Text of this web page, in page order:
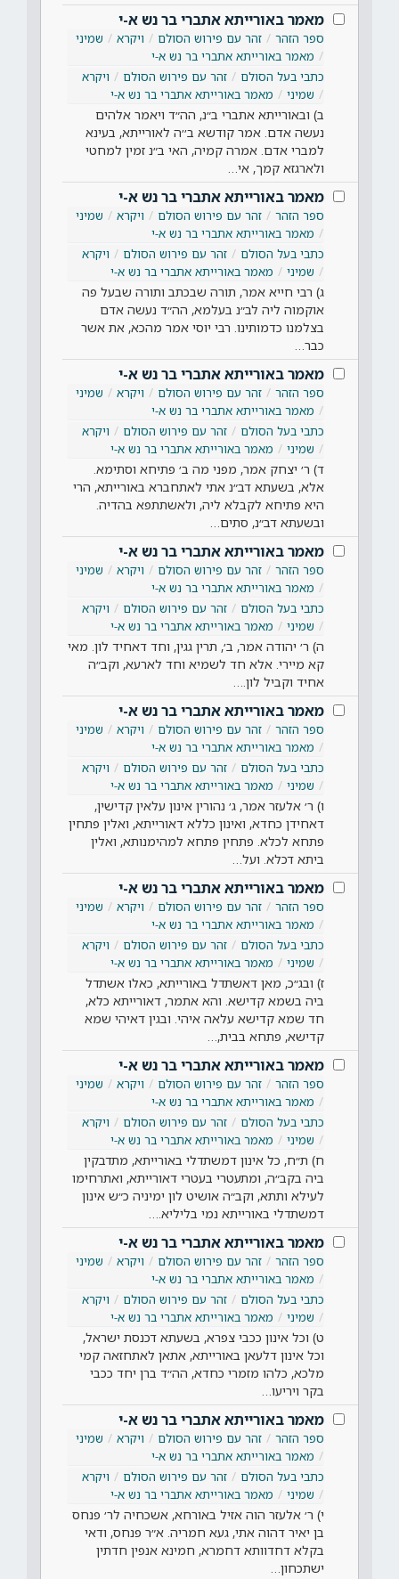
מאמר באורייתא אתברי בר נש א-י
ספר הזהר זהר עם פירוש הסולם ויקרא
שמיני
מאמר באורייתא אתברי בר נש א-י
כתבי בעל הסולם
זהר עם פירוש הסולם
ויקרא
שמיני
מאמר באורייתא אתברי בר נש א-י
ב) ובאורייתא אתברי ב״נ, הה״ד ויאמר אלהים
נעשה אדם. אמר קודשא ב׳׳ה לאורייתא, בעינא
למברי אדם. אמרה קמיה, האי ב״נ זמין למחטי
ולארגזא קמך, אי…
מאמר באורייתא אתברי בר נש א-י
ספר הזהר זהר עם פירוש הסולם ויקרא
שמיני
מאמר באורייתא אתברי בר נש א-י
כתבי בעל הסולם
זהר עם פירוש הסולם
ויקרא
שמיני
מאמר באורייתא אתברי בר נש א-י
ג) רבי חייא אמר, תורה שבכתב ותורה שבעל פה
אוקמוה ליה לב״נ בעלמא, הה״ד נעשה אדם
בצלמנו כדמותינו. רבי יוסי אמר מהכא, את אשר
כבר…
מאמר באורייתא אתברי בר נש א-י
ספר הזהר זהר עם פירוש הסולם ויקרא
שמיני
מאמר באורייתא אתברי בר נש א-י
כתבי בעל הסולם
זהר עם פירוש הסולם
ויקרא
שמיני
מאמר באורייתא אתברי בר נש א-י
ד) ר׳ יצחק אמר, מפני מה ב׳ פתיחא וסתימא.
אלא, בשעתא דב״נ אתי לאתחברא באורייתא, הרי
היא פתיחא לקבלא ליה, ולאשתתפא בהדיה.
ובשעתא דב״נ, סתים…
מאמר באורייתא אתברי בר נש א-י
ספר הזהר זהר עם פירוש הסולם ויקרא
שמיני
מאמר באורייתא אתברי בר נש א-י
כתבי בעל הסולם
זהר עם פירוש הסולם
ויקרא
שמיני
מאמר באורייתא אתברי בר נש א-י
ה) ר׳ יהודה אמר, ב׳, תרין גגין, וחד דאחיד לון. מאי
קא מיירי. אלא חד לשמיא וחד לארעא, וקב״ה
אחיד וקביל לון.…
מאמר באורייתא אתברי בר נש א-י
ספר הזהר זהר עם פירוש הסולם ויקרא
שמיני
מאמר באורייתא אתברי בר נש א-י
כתבי בעל הסולם
זהר עם פירוש הסולם
ויקרא
שמיני
מאמר באורייתא אתברי בר נש א-י
ו) ר׳ אלעזר אמר, ג׳ נהורין אינון עלאין קדישין,
דאחידן כחדא, ואינון כללא דאורייתא, ואלין פתחין
פתחא לכלא. פתחין פתחא למהימנותא, ואלין
ביתא דכלא. ועל…
מאמר באורייתא אתברי בר נש א-י
ספר הזהר זהר עם פירוש הסולם ויקרא
שמיני
מאמר באורייתא אתברי בר נש א-י
כתבי בעל הסולם
זהר עם פירוש הסולם
ויקרא
שמיני
מאמר באורייתא אתברי בר נש א-י
ז) ובג״כ, מאן דאשתדל באורייתא, כאלו אשתדל
ביה בשמא קדישא. והא אתמר, דאורייתא כלא,
חד שמא קדישא עלאה איהי. ובגין דאיהי שמא
קדישא, פתחא בבית,…
מאמר באורייתא אתברי בר נש א-י
ספר הזהר זהר עם פירוש הסולם ויקרא
שמיני
מאמר באורייתא אתברי בר נש א-י
כתבי בעל הסולם
זהר עם פירוש הסולם
ויקרא
שמיני
מאמר באורייתא אתברי בר נש א-י
ח) ת״ח, כל אינון דמשתדלי באורייתא, מתדבקין
ביה בקב״ה, ומתעטרי בעטרי דאורייתא, ואתרחימו
לעילא ותתא, וקב״ה אושיט לון ימיניה כ״ש אינון
דמשתדלי באורייתא נמי בליליא.…
מאמר באורייתא אתברי בר נש א-י
ספר הזהר זהר עם פירוש הסולם ויקרא
שמיני
מאמר באורייתא אתברי בר נש א-י
כתבי בעל הסולם
זהר עם פירוש הסולם
ויקרא
שמיני
מאמר באורייתא אתברי בר נש א-י
ט) וכל אינון ככבי צפרא, בשעתא דכנסת ישראל,
וכל אינון דלעאן באורייתא, אתאן לאתחזאה קמי
מלכא, כלהו מזמרי כחדא, הה״ד ברן יחד ככבי
בקר ויריעו…
מאמר באורייתא אתברי בר נש א-י
ספר הזהר זהר עם פירוש הסולם ויקרא
שמיני
מאמר באורייתא אתברי בר נש א-י
כתבי בעל הסולם
זהר עם פירוש הסולם
ויקרא
שמיני
מאמר באורייתא אתברי בר נש א-י
י) ר׳ אלעזר הוה אזיל באורחא, אשכחיה לר׳ פנחס
בן יאיר דהוה אתי, געא חמריה. א״ר פנחס, ודאי
בקלא דחדוותא דחמרא, חמינא אנפין חדתין
ישתכחון…